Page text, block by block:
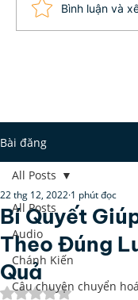
Định nghĩa
của Elon
Bình luận và
Bài đăng
All Posts
Audio
Chánh Kiến
Câu chuyện chuyển hoá
All Posts
Bí Quyết
Theo Đúng
Quả
22 thg 12, 2022 1 phút đọc
Đã xếp hạng NaN/5